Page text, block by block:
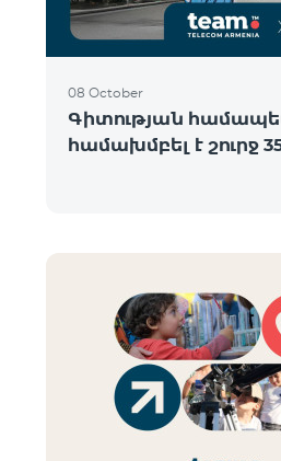
08 October
Գիտության
համախմբել է շուրջ